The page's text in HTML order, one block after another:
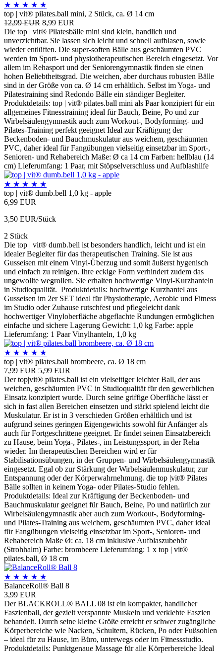
★ ★ ★ ★ ★
top | vit® pilates.ball mini, 2 Stück, ca. Ø 14 cm
12,99 EUR 8,99 EUR
Die top | vit® Pilatesbälle mini sind klein, handlich und
unverzichtbar. Sie lassen sich leicht und schnell aufblasen, sowie
wieder entlüften. Die super-soften Bälle aus geschäumten PVC
werden im Sport- und physiotherapeutischen Bereich eingesetzt. Vor
allem im Rehasport und der Seniorengymnastik finden sie einen
hohen Beliebtheitsgrad. Die weichen, aber durchaus robusten Bälle
sind in der Größe von ca. Ø 14 cm erhältlich. Selbst im Yoga- und
Pilatestraining sind Redondo Bälle ein ständiger Begleiter.
Produktdetails: top | vit® pilates.ball mini als Paar konzipiert für ein
allgemeines Fitnesstraining ideal für Bauch, Beine, Po und zur
Wirbelsäulengymnastik auch zum Workout-, Bodyforming- und
Pilates-Training perfekt geeignet Ideal zur Kräftigung der
Beckenboden- und Bauchmuskulatur aus weichem, geschäumten
PVC, daher ideal für Fangübungen vielseitig einsetzbar im Sport-,
Senioren- und Rehabereich Maße: Ø ca 14 cm Farben: hellblau (14
cm) Lieferumfang: 1 Paar, mit Stöpselverschluss und Aufblashilfe
★ ★ ★ ★ ★
top | vit® dumb.bell 1,0 kg - apple
6,99 EUR
3,50 EUR/Stück
2 Stück
Die top | vit® dumb.bell ist besonders handlich, leicht und ist ein
idealer Begleiter für das therapeutischen Training. Sie ist aus
Gusseisen mit einem Vinyl-Überzug und somit äußerst hygenisch
und einfach zu reinigen. Ihre eckige Form verhindert zudem das
ungewollte wegrollen. Sie erhalten hochwertige Vinyl-Kurzhanteln
in Studioqualität. Produktdetails: hochwertige Kurzhantel aus
Gusseisen im 2er SET ideal für Physiotherapie, Aerobic und Fitness
im Studio oder Zuhause rutschfest und pflegeleicht dank
hochwertiger Vinyloberfläche abgeflachte Rundungen ermöglichen
einfache und sichere Lagerung Gewicht: 1,0 kg Farbe: apple
Lieferumfang: 1 Paar Vinylhanteln, 1,0 kg
★ ★ ★ ★ ★
top | vit® pilates.ball brombeere, ca. Ø 18 cm
7,99 EUR 5,99 EUR
Der top|vit® pilates.ball ist ein vielseitiger leichter Ball, der aus
weichen, geschäumten PVC in Studioqualität für den gewerblichen
Einsatz konzipiert wurde. Durch seine griffige Oberfläche lässt er
sich in fast allen Bereichen einsetzen und stärkt spielend leicht die
Muskulatur. Er ist in 3 verschieden Größen erhältlich und ist
aufgrund seines geringen Eigengewichts sowohl für Anfänger als
auch für Fortgeschrittene geeignet. Er findet seinen Einsatzbereich
zu Hause, beim Yoga-, Pilates-, im Leistungssport, in der Reha
wieder. Im therapeutischen Bereichen wird er für
Stabilisationsübungen, in der Gruppen- und Wirbelsäulengymnastik
eingesetzt. Egal ob zur Stärkung der Wirbelsäulenmuskulatur, zur
Entspannung oder der Körperwahrnehmung. die top |vit® Pilates
Bälle sollten in keinem Yoga- oder Pilates-Studio fehlen.
Produktdetails: Ideal zur Kräftigung der Beckenboden- und
Bauchmuskulatur geeignet für Bauch, Beine, Po und natürlich zur
Wirbelsäulengymnastik aber auch zum Workout-, Bodyforming-
und Pilates-Training aus weichem, geschäumten PVC, daher ideal
für Fangübungen vielseitig einsetzbar im Sport-, Senioren- und
Rehabereich Maße Ø: ca. 18 cm inklusive Aufblaszubehör
(Strohhalm) Farbe: brombeere Lieferumfang: 1 x top | vit®
pilates.ball, Ø 18 cm
★ ★ ★ ★ ★
BalanceRoll® Ball 8
3,99 EUR
Der BLACKROLL® BALL 08 ist ein kompakter, handlicher
Faszienball, der gezielt verspannte Muskeln und verklebte Faszien
behandelt. Durch seine kleine Größe erreicht er schwer zugängliche
Körperbereiche wie Nacken, Schultern, Rücken, Po oder Fußsohlen
– ideal für zu Hause, im Büro, unterwegs oder im Fitnessstudio.
Produktdetails: Punktgenaue Massage für alle Körperbereiche Ideal